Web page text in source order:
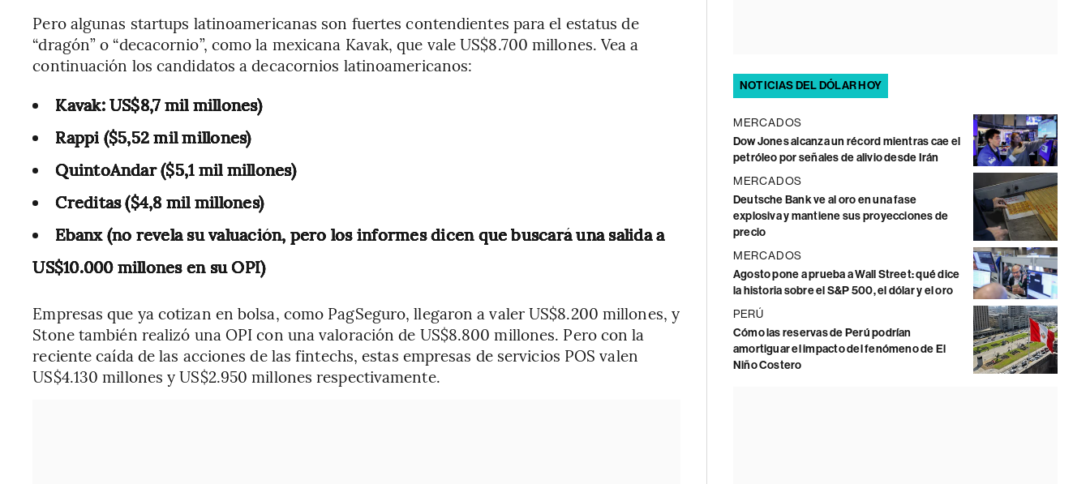
Pero algunas startups latinoamericanas son fuertes contendientes para el estatus de
“dragón” o “decacornio”, como la mexicana Kavak, que vale US$8.700 millones. Vea a
continuación los candidatos a decacornios latinoamericanos:
Kavak: US$8,7 mil millones)
Rappi ($5,52 mil millones)
QuintoAndar ($5,1 mil millones)
Creditas ($4,8 mil millones)
Ebanx (no revela su valuación, pero los informes dicen que buscará una salida a
US$10.000 millones en su OPI)
Empresas que ya cotizan en bolsa, como PagSeguro, llegaron a valer US$8.200 millones, y
Stone también realizó una OPI con una valoración de US$8.800 millones. Pero con la
reciente caída de las acciones de las fintechs, estas empresas de servicios POS valen
US$4.130 millones y US$2.950 millones respectivamente.
NOTICIAS DEL DÓLAR HOY
MERCADOS
Dow Jones alcanza un récord mientras cae el
petróleo por señales de alivio desde Irán
MERCADOS
Deutsche Bank ve al oro en una fase
explosiva y mantiene sus proyecciones de
precio
MERCADOS
Agosto pone a prueba a Wall Street: qué dice
la historia sobre el S&P 500, el dólar y el oro
PERÚ
Cómo las reservas de Perú podrían
amortiguar el impacto del fenómeno de El
Niño Costero